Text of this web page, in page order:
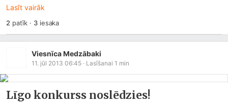
Lasīt vairāk
2 patīk · 3iesaka
Viesnīca Medzābaki
11. jūl 2013 06:45 · Lasīšanai 1 min
Līgo konkurss noslēdzies!